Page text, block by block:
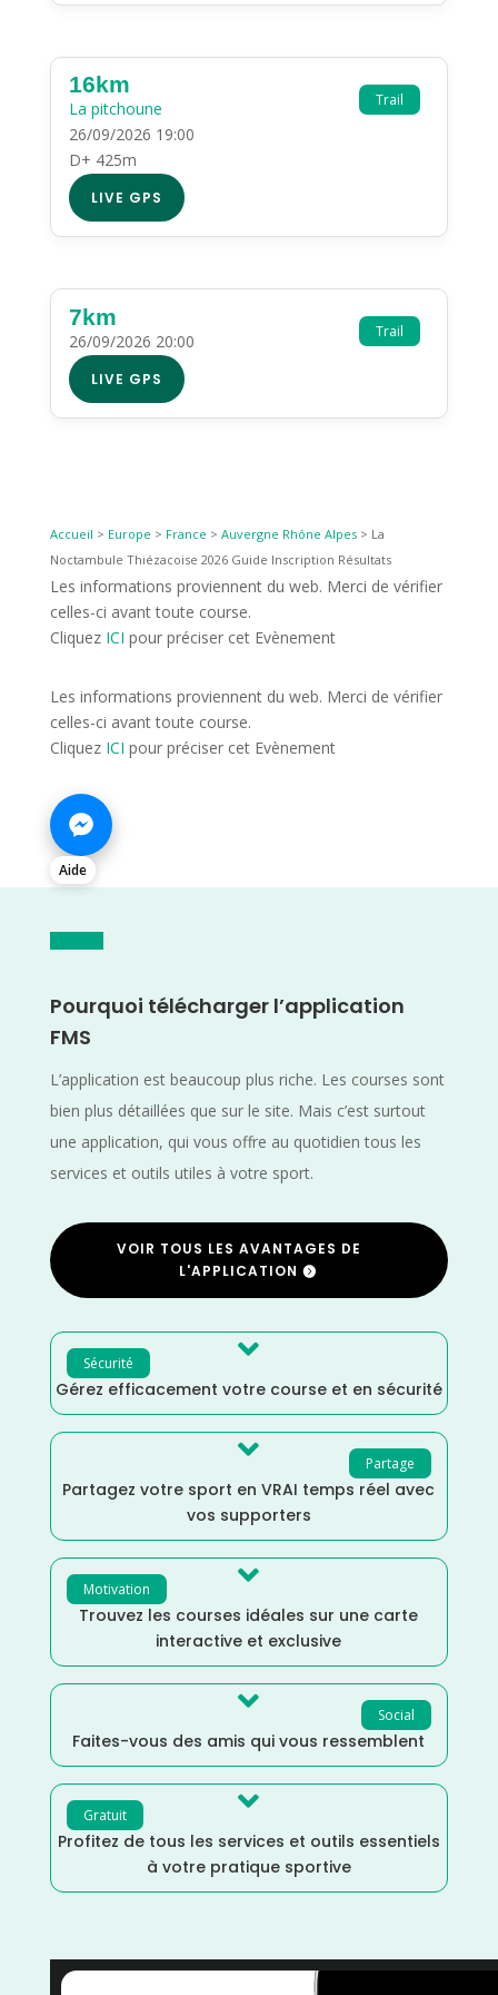
Trail
16km
La pitchoune
26/09/2026 19:00
D+ 425m
LIVE GPS
Trail
7km
26/09/2026 20:00
LIVE GPS
Accueil > Europe > France > Auvergne Rhône Alpes> La
Noctambule Thiézacoise 2026 Guide Inscription Résultats
Les informations proviennent du web. Merci de vérifier
celles-ci avant toute course.
Cliquez ICI pour préciser cet Evènement
Les informations proviennent du web. Merci de vérifier
celles-ci avant toute course.
Cliquez ICI pour préciser cet Evènement
Aide
Pourquoi télécharger l’application
FMS
L’application est beaucoup plus riche. Les courses sont
bien plus détaillées que sur le site. Mais c’est surtout
une application, qui vous offre au quotidien tous les
services et outils utiles à votre sport.
VOIR TOUS LES AVANTAGES DE
L'APPLICATION
Sécurité 
Gérez efficacement votre course et en sécurité
Partage

Partagez votre sport en VRAI temps réel avec
vos supporters
Motivation 
Trouvez les courses idéales sur une carte
interactive et exclusive
Social

Faites-vous des amis qui vous ressemblent
Gratuit 
Profitez de tous les services et outils essentiels
à votre pratique sportive